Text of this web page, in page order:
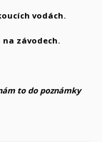
vodách.
závodech.
to do poznámky